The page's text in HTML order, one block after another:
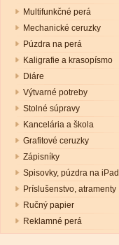
Multifunkčné perá
Mechanické ceruzky
Púzdra na perá
Kaligrafie a krasopísmo
Diáre
Výtvarné potreby
Stolné súpravy
Kancelária a škola
Grafitové ceruzky
Zápisníky
Spisovky, púzdra na iPad
Príslušenstvo, atramenty
Ručný papier
Reklamné perá